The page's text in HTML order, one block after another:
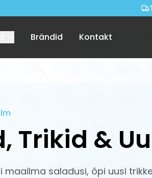
Brändid Kontakt
Trikid &
maailma saladusi, õpi uusi